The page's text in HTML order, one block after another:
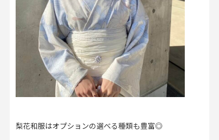
梨花和服はオプションの選べる種類も豊富◎